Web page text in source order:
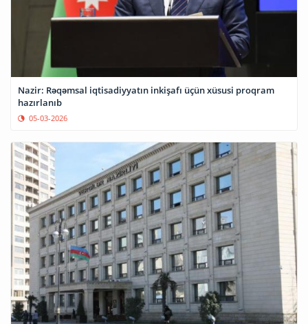
Nazir: Rəqəmsal iqtisadiyyatın inkişafı üçün xüsusi proqram
hazırlanıb
05-03-2026